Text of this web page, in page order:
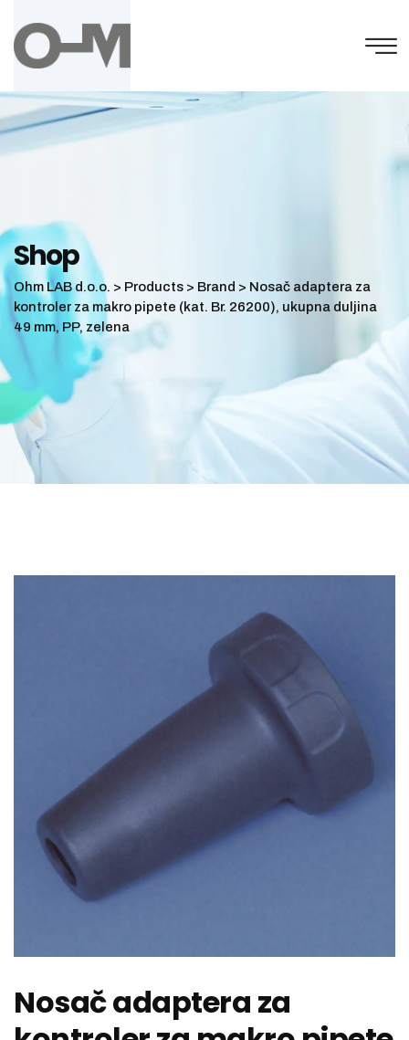
content
Shop
Ohm LAB d.o.o. > Products > Brand > Nosač adaptera za
kontroler za makro pipete (kat. Br. 26200), ukupna duljina
49 mm, PP, zelena
Nosač adaptera za